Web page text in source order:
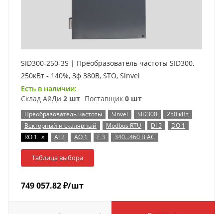
SID300-250-3S | Преобразователь частоты SID300,
250кВт - 140%, 3ф 380В, STO, Sinvel
Есть в наличии:
Склад АйДи 2 шт Поставщик 0 шт
Преобразователь частоты Sinvel SID300
250 кВт
Векторный и скалярный
Modbus RTU DI 5
DO 1
RO 1 x AI 2 AO 1 F 3 340…460 В AC
Таблица выбора
749 057.82₽/шт